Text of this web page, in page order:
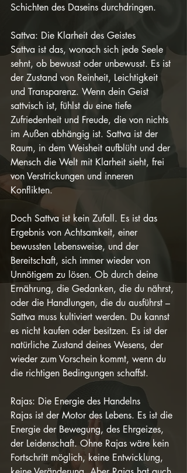
Schichten des Daseins durchdringen.
Sattva: Die Klarheit des Geistes
Sattva ist das, wonach sich jede Seele
sehnt, ob bewusst oder unbewusst. Es ist
der Zustand von Reinheit, Leichtigkeit
und Transparenz. Wenn dein Geist
sattvisch ist, fühlst du eine tiefe
Zufriedenheit und Freude, die von nichts
im Außen abhängig ist. Sattva ist der
Raum, in dem Weisheit aufblüht und der
Mensch die Welt mit Klarheit sieht, frei
von Verstrickungen und inneren
Konflikten.
Doch Sattva ist kein Zufall. Es ist das
Ergebnis von Achtsamkeit, einer
bewussten Lebensweise, und der
Bereitschaft, sich immer wieder von
Unnötigem zu lösen. Ob durch deine
Ernährung, die Gedanken, die du nährst,
oder die Handlungen, die du ausführst –
Sattva muss kultiviert werden. Du kannst
es nicht kaufen oder besitzen. Es ist der
natürliche Zustand deines Wesens, der
wieder zum Vorschein kommt, wenn du
die richtigen Bedingungen schaffst.
Rajas: Die Energie des Handelns
Rajas ist der Motor des Lebens. Es ist die
Energie der Bewegung, des Ehrgeizes,
der Leidenschaft. Ohne Rajas wäre kein
Fortschritt möglich, keine Entwicklung,